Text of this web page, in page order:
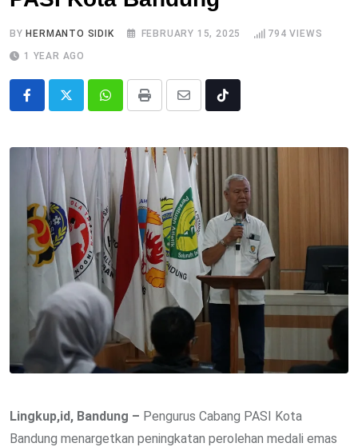
BY HERMANTO SIDIK FEBRUARY 15, 2025 794 VIEWS
1 YEAR AGO
Whatsapp
Print
Share
Email
Tiktok
Lingkup,id, Bandung – Pengurus Cabang PASI Kota
Bandung menargetkan peningkatan perolehan medali emas